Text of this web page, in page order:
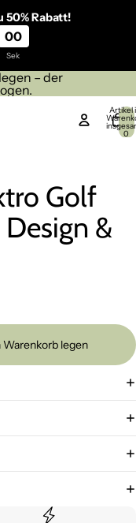
50% Rabatt!
00
Sek
– der
Artikel
0
Golf
&
Warenkorb legen